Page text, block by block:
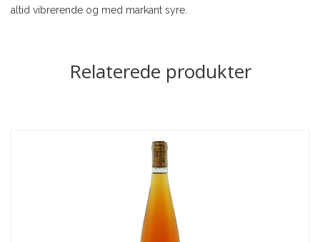
altid vibrerende og med markant syre.
Relaterede produkter